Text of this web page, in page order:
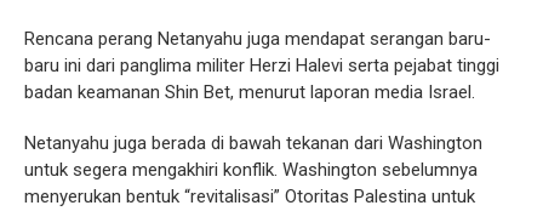
Rencana perang Netanyahu juga mendapat serangan baru-
baru ini dari panglima militer Herzi Halevi serta pejabat tinggi
badan keamanan Shin Bet, menurut laporan media Israel.
Netanyahu juga berada di bawah tekanan dari Washington
untuk segera mengakhiri konflik. Washington sebelumnya
menyerukan bentuk “revitalisasi” Otoritas Palestina untuk